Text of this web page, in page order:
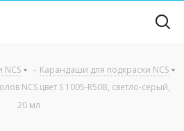
NCS - Карандаши для подкраски NCS
NCS цвет S 1005-R50B, светло-серый,
20 мл